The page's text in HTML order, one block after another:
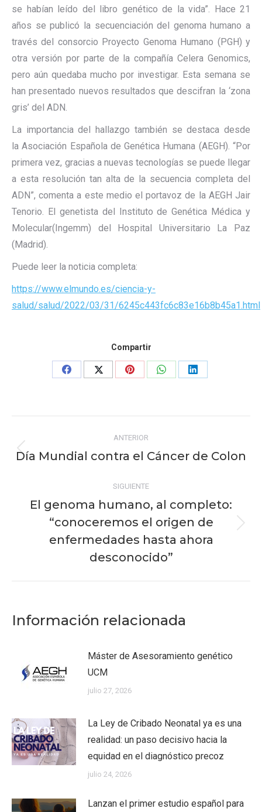
se habían leído del libro genético de la vida”. Hace 21
años se publicó la secuenciación del genoma humano a
través del consorcio Proyecto Genoma Humano (PGH) y
otra versión por parte de la compañía Celera Genomics,
pero aún quedaba mucho por investigar. Esta semana se
han presentado nuevos resultados que descifran la ‘zona
gris’ del ADN.
La importancia del hallazgo también se destaca desde
la Asociación Española de Genética Humana (AEGH). “Por
primera vez, gracias a nuevas tecnologías se puede llegar
a esta resolución tan alta de la secuencia completa del
ADN”, comenta a este medio el portavoz de la AEGH Jair
Tenorio. El genetista del Instituto de Genética Médica y
Molecular(Ingemm) del Hospital Universitario La Paz
(Madrid).
Puede leer la noticia completa:
https://www.elmundo.es/ciencia-y-
salud/salud/2022/03/31/6245c443fc6c83e16b8b45a1.html
Compartir
Share
Share
Share
Share
Share
entre
ANTERIOR
Publicación
Día Mundial contra el Cáncer de Colon
SIGUIENTE
Publicación
siguiente:
El genoma humano, al completo:
“conoceremos el origen de
enfermedades hasta ahora
desconocido”
Información relacionada
Máster de Asesoramiento genético
UCM
julio 27, 2026
La Ley de Cribado Neonatal ya es una
realidad: un paso decisivo hacia la
equidad en el diagnóstico precoz
julio 24, 2026
Lanzan el primer estudio español para